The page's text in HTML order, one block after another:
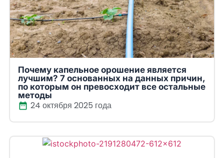
Почему капельное орошение является
лучшим? 7 основанных на данных причин,
по которым он превосходит все остальные
методы
24 октября 2025 года